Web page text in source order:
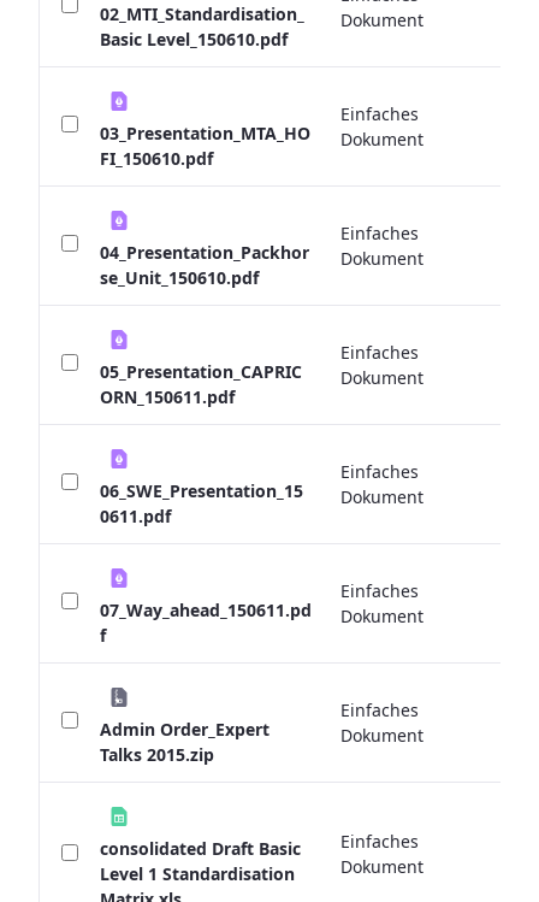
02_MTI_Standardisation_
Basic Level_150610.pdf
Dokument
03_Presentation_MTA_HO
FI_150610.pdf
Einfaches
Dokument
04_Presentation_Packhor
se_Unit_150610.pdf
Einfaches
Dokument
05_Presentation_CAPRIC
ORN_150611.pdf
Einfaches
Dokument
06_SWE_Presentation_15
0611.pdf
Einfaches
Dokument
07_Way_ahead_150611.pd
f
Einfaches
Dokument
Admin Order_Expert
Talks 2015.zip
Einfaches
Dokument
consolidated Draft Basic
Level 1 Standardisation
Einfaches
Dokument